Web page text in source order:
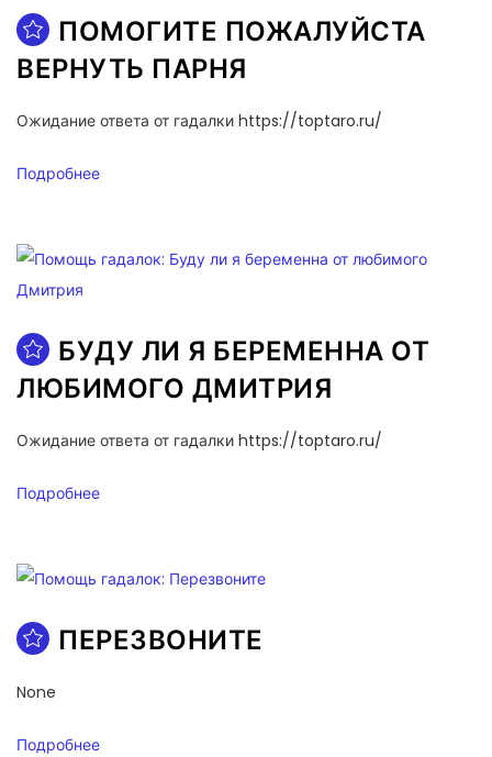
ПОМОГИТЕ ПОЖАЛУЙСТА
ВЕРНУТЬ ПАРНЯ
Ожидание ответа от гадалки https://toptaro.ru/
Подробнее
БУДУ ЛИ Я БЕРЕМЕННА ОТ
ЛЮБИМОГО ДМИТРИЯ
Ожидание ответа от гадалки https://toptaro.ru/
Подробнее
ПЕРЕЗВОНИТЕ
None
Подробнее